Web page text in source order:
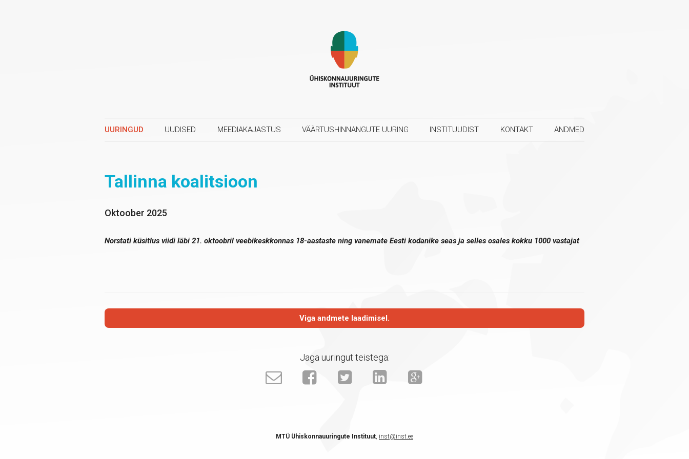
UURINGUD UUDISED MEEDIAKAJASTUS VÄÄRTUSHINNANGUTE UURING INSTITUUDIST KONTAKT ANDMED
Tallinna koalitsioon
Oktoober 2025
Norstati küsitlus viidi läbi 21. oktoobril veebikeskkonnas 18-aastaste ning vanemate Eesti kodanike seas ja selles osales kokku 1000 vastajat
Viga andmete laadimisel.
Jaga uuringut teistega:
MTÜ Ühiskonnauuringute Instituut, inst@inst.ee